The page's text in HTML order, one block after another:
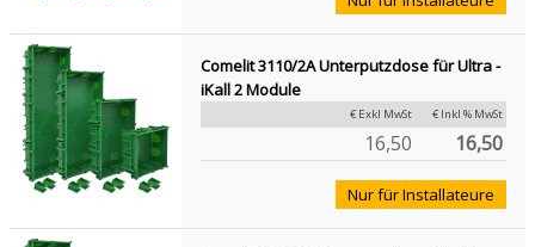
Comelit 3110/2A Unterputzdose für Ultra -
iKall 2 Module
€ Exkl MwSt € Inkl % MwSt
16,50 16,50
Nur für Installateure